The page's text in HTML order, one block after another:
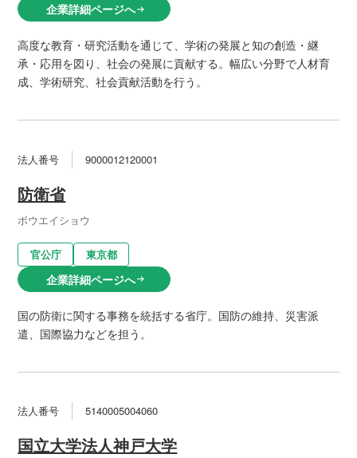
企業詳細ページへarrow_right_alt
高度な教育・研究活動を通じて、学術の発展と知の創造・継
承・応用を図り、社会の発展に貢献する。幅広い分野で人材育
成、学術研究、社会貢献活動を行う。
法人番号 9000012120001
防衛省
ボウエイショウ
官公庁 東京都
企業詳細ページへarrow_right_alt
国の防衛に関する事務を統括する省庁。国防の維持、災害派
遣、国際協力などを担う。
法人番号 5140005004060
国立大学法人神戸大学